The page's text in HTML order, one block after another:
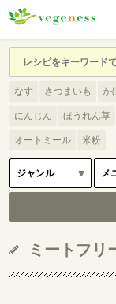
なす さつまいも か
にんじん ほうれん草
オートミール 米粉
ミートフリ